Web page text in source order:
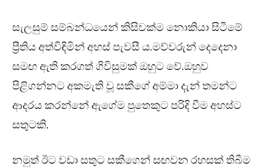
සැලසුම් සම්බන්ධයෙන් කිසිවක්ම නොකියා සිටීමේ
ප්‍රීතිය අත්විඳිමින් අහස් පැවසී ය.මව්වරුන් දෙදෙනා
සමඟ ඇති කරගත් ගිවිසුමක් ඔහුට වේ.ඔහුව
පිළිගන්නට අකමැති වූ සකීගේ අම්මා දැන් තමන්ට
ආදරය කරන්නේ ඇගේම පුතෙකුට පරිදි වීම අහස්ට
සතුටකි.
නමුත් ඊට වඩා සතුට සකීගෙන් සඟවන රහසක් තිබීම